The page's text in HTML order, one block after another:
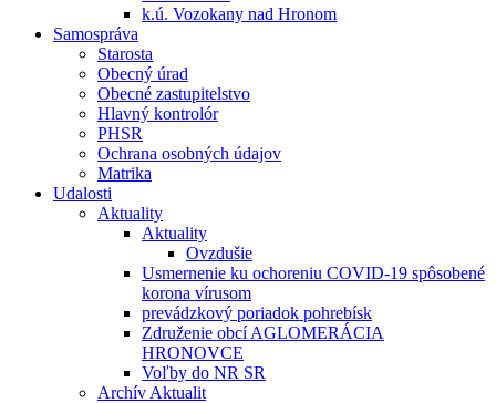
k.ú. Vozokany nad Hronom
Samospráva
Starosta
Obecný úrad
Obecné zastupitelstvo
Hlavný kontrolór
PHSR
Ochrana osobných údajov
Matrika
Udalosti
Aktuality
Aktuality
Ovzdušie
Usmernenie ku ochoreniu COVID-19 spôsobené
korona vírusom
prevádzkový poriadok pohrebísk
Združenie obcí AGLOMERÁCIA
HRONOVCE
Voľby do NR SR
Archív Aktualit